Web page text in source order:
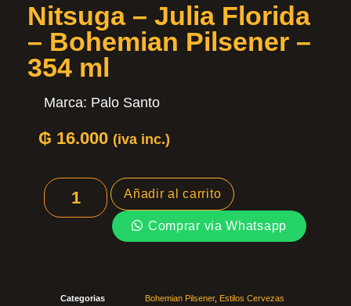
Nitsuga – Julia Florida
– Bohemian Pilsener –
354 ml
Marca: Palo Santo
₲ 16.000 (iva inc.)
Añadir al carrito
Comprar via Whatsapp
Categorias Bohemian Pilsener, Estilos Cervezas